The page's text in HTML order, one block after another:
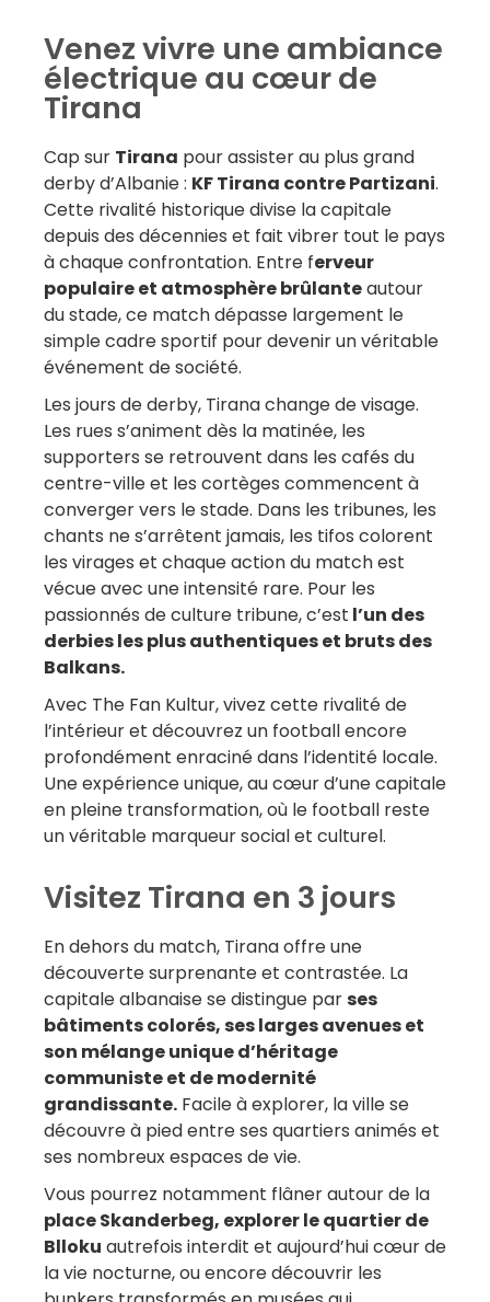
rapidement c’est certain 🔥
Venez vivre une ambiance
électrique au cœur de
Tirana
Cap sur Tirana pour assister au plus grand
derby d’Albanie : KF Tirana contre Partizani.
Cette rivalité historique divise la capitale
depuis des décennies et fait vibrer tout le pays
à chaque confrontation. Entre ferveur
populaire et atmosphère brûlanteautour
du stade, ce match dépasse largement le
simple cadre sportif pour devenir un véritable
événement de société.
Les jours de derby, Tirana change de visage.
Les rues s’animent dès la matinée, les
supporters se retrouvent dans les cafés du
centre-ville et les cortèges commencent à
converger vers le stade. Dans les tribunes, les
chants ne s’arrêtent jamais, les tifos colorent
les virages et chaque action du match est
vécue avec une intensité rare. Pour les
passionnés de culture tribune, c’est l’un des
derbies les plus authentiques et bruts des
Balkans.
Avec The Fan Kultur, vivez cette rivalité de
l’intérieur et découvrez un football encore
profondément enraciné dans l’identité locale.
Une expérience unique, au cœur d’une capitale
en pleine transformation, où le football reste
un véritable marqueur social et culturel.
Visitez Tirana en 3 jours
En dehors du match, Tirana offre une
découverte surprenante et contrastée. La
capitale albanaise se distingue parses
bâtiments colorés, ses larges avenues et
son mélange unique d’héritage
communiste et de modernité
grandissante. Facile à explorer, la ville se
découvre à pied entre ses quartiers animés et
ses nombreux espaces de vie.
Vous pourrez notamment flâner autour de la
place Skanderbeg, explorer le quartier de
Blloku autrefois interdit et aujourd’hui cœur de
la vie nocturne, ou encore découvrir les